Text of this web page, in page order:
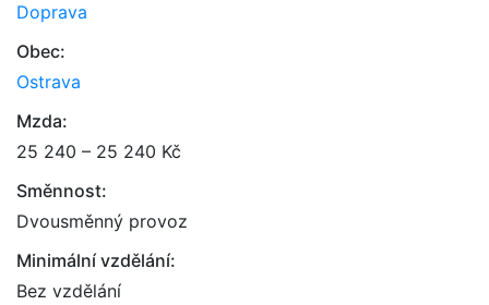
Doprava
Obec:
Ostrava
Mzda:
25 240 – 25 240 Kč
Směnnost:
Dvousměnný provoz
Minimální vzdělání:
Bez vzdělání